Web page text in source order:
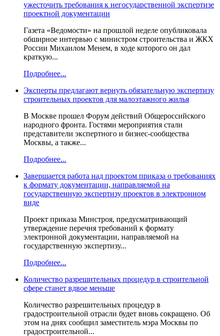
ужесточить требования к негосударственной экспертизе
проектной документации
Газета «Ведомости» на прошлой неделе опубликовала
обширное интервью с министром строительства и ЖКХ
России Михаилом Менем, в ходе которого он дал
краткую...
Подробнее...
Эксперты предлагают вернуть обязательную экспертизу
строительных проектов для малоэтажного жилья
В Москве прошел Форум действий Общероссийского
народного фронта. Гостями мероприятия стали
представители экспертного и бизнес-сообщества
Москвы, а также...
Подробнее...
Завершается работа над проектом приказа о требованиях
к формату документации, направляемой на
государственную экспертизу проектов в электронном
виде
Проект приказа Минстроя, предусматривающий
утверждение перечня требований к формату
электронной документации, направляемой на
государственную экспертизу...
Подробнее...
Количество разрешительных процедур в строительной
сфере станет вдвое меньше
Количество разрешительных процедур в
градостроительной отрасли будет вновь сокращено. Об
этом на днях сообщил заместитель мэра Москвы по
градостроительной...